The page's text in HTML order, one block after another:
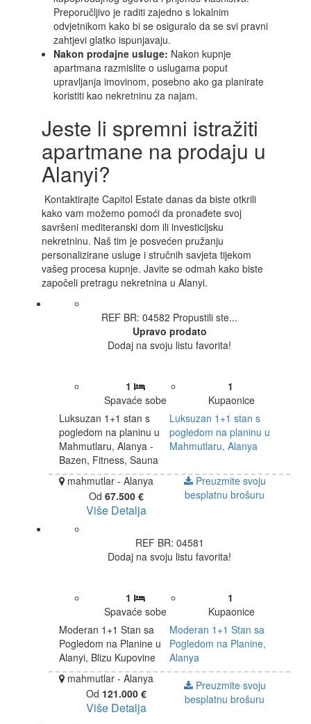
Preporučljivo je raditi zajedno s lokalnim
odvjetnikom kako bi se osiguralo da se svi pravni
zahtjevi glatko ispunjavaju.
Nakon prodajne usluge: Nakon kupnje
apartmana razmislite o uslugama poput
upravljanja imovinom, posebno ako ga planirate
koristiti kao nekretninu za najam.
Jeste li spremni istražiti
apartmane na prodaju u
Alanyi?
Kontaktirajte Capitol Estate danas da biste otkrili
kako vam možemo pomoći da pronađete svoj
savršeni mediteranski dom ili investicijsku
nekretninu. Naš tim je posvećen pružanju
personalizirane usluge i stručnih savjeta tijekom
vašeg procesa kupnje. Javite se odmah kako biste
započeli pretragu nekretnina u Alanyi.
REF BR: 04582 Propustili ste...
Upravo prodato
Dodaj na svoju listu favorita!
1
Spavaće sobe
1
Kupaonice
Luksuzan 1+1 stan s
pogledom na planinu u
Mahmutlaru, Alanya
Luksuzan 1+1 stan s
pogledom na planinu u
Mahmutlaru, Alanya -
Bazen, Fitness, Sauna
mahmutlar - Alanya
Preuzmite svoju
besplatnu brošuru
Od 67.500 €
Više Detalja
REF BR: 04581
Dodaj na svoju listu favorita!
1
Spavaće sobe
1
Kupaonice
Moderan 1+1 Stan sa
Pogledom na Planine,
Alanya
Moderan 1+1 Stan sa
Pogledom na Planine u
Alanyi, Blizu Kupovine
mahmutlar - Alanya
Preuzmite svoju
besplatnu brošuru
Od 121.000 €
Više Detalja